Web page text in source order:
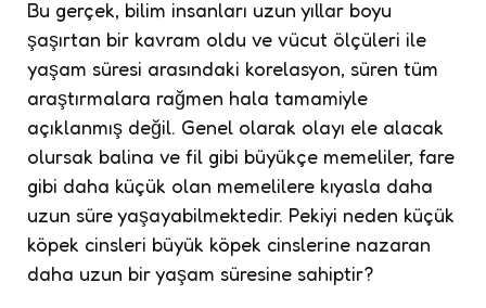
Bu gerçek, bilim insanları uzun yıllar boyu
şaşırtan bir kavram oldu ve vücut ölçüleri ile
yaşam süresi arasındaki korelasyon, süren tüm
araştırmalara rağmen hala tamamiyle
açıklanmış değil. Genel olarak olayı ele alacak
olursak balina ve fil gibi büyükçe memeliler, fare
gibi daha küçük olan memelilere kıyasla daha
uzun süre yaşayabilmektedir. Pekiyi neden küçük
köpek cinsleri büyük köpek cinslerine nazaran
daha uzun bir yaşam süresine sahiptir?